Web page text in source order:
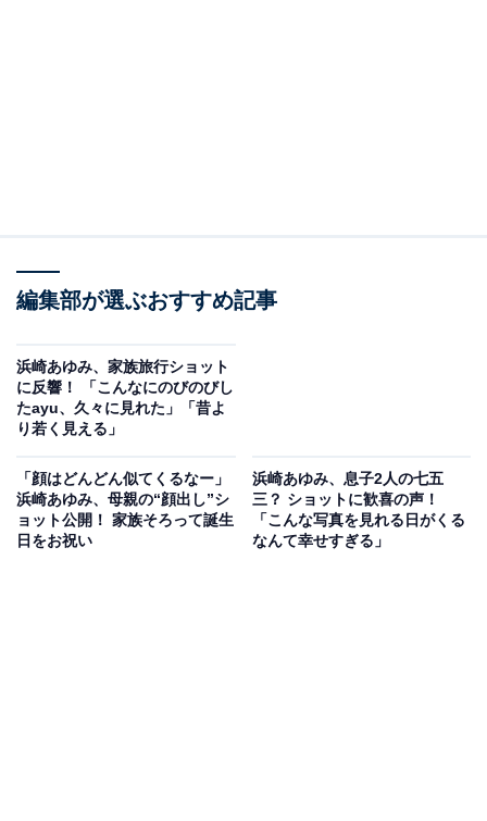
編集部が選ぶおすすめ記事
浜崎あゆみ、家族旅行ショット
に反響！ 「こんなにのびのびし
たayu、久々に見れた」「昔よ
り若く見える」
「顔はどんどん似てくるなー」
浜崎あゆみ、母親の“顔出し”シ
ョット公開！ 家族そろって誕生
日をお祝い
浜崎あゆみ、息子2人の七五
三？ ショットに歓喜の声！
「こんな写真を見れる日がくる
なんて幸せすぎる」